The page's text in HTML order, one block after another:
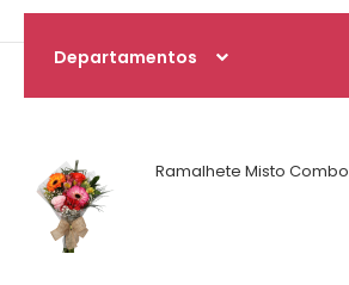
Departamentos
Ramalhete Misto Combo